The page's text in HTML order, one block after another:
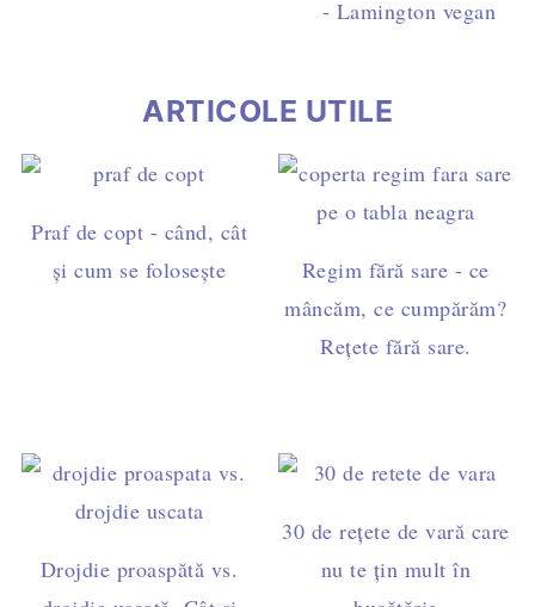
- Lamington vegan
ARTICOLE UTILE
Praf de copt - când, cât
și cum se folosește
Regim fără sare - ce
mâncăm, ce cumpărăm?
Rețete fără sare.
Drojdie proaspătă vs.
30 de rețete de vară care
nu te țin mult în